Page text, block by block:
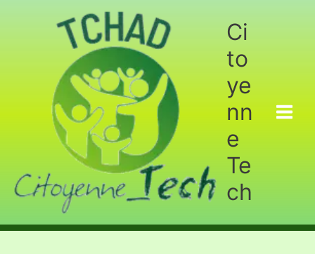
Ci
to
ye
nn
e
Te
ch